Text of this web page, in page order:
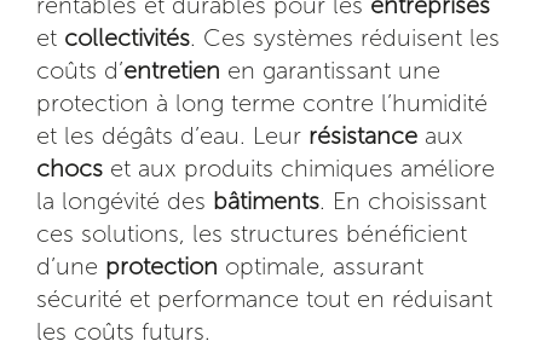
et collectivités. Ces systèmes réduisent les
coûts d’entretien en garantissant une
protection à long terme contre l’humidité
et les dégâts d’eau. Leur résistance aux
chocs et aux produits chimiques améliore
la longévité des bâtiments. En choisissant
ces solutions, les structures bénéficient
d’une protection optimale, assurant
sécurité et performance tout en réduisant
les coûts futurs.